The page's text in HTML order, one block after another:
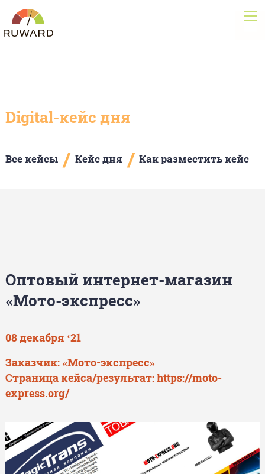
Digital-кейс дня
Все кейсы / Кейс дня / Как разместить кейс
Оптовый интернет-магазин
«Мото-экспресс»
08 декабря ‘21
Заказчик: «Мото-экспресс»
Страница кейса/результат:https://moto-
express.org/